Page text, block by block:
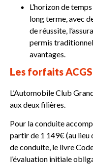
L’horizon de
long terme, avec
de réussite,
permis traditionnel
avantages.
Les forfaits
L’Automobile Club
aux deux filières.
Pour la conduite
partir de 1 149€ (au lieu
de conduite, le livre
l’évaluation initiale